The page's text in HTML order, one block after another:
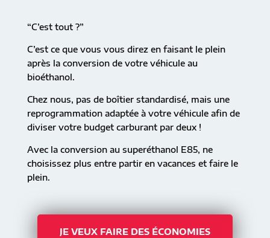
“C’est tout ?”
C’est ce que vous vous direz en faisant le plein
après la conversion de votre véhicule au
bioéthanol.
Chez nous, pas de boîtier standardisé, mais une
reprogrammation adaptée à votre véhicule afin de
diviser votre budget carburant par deux !
Avec la conversion au superéthanol E85, ne
choisissez plus entre partir en vacances et faire le
plein.
JE VEUX FAIRE DES ÉCONOMIES